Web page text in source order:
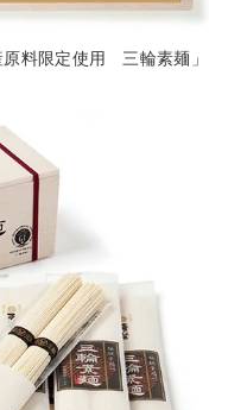
料限定使用 三輪素麺」